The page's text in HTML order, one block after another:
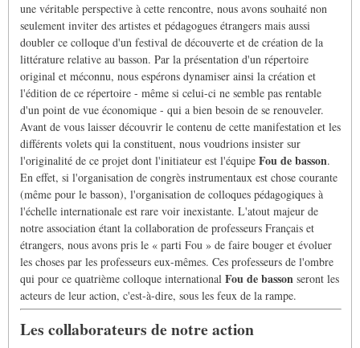
une véritable perspective à cette rencontre, nous avons souhaité non
seulement inviter des artistes et pédagogues étrangers mais aussi
doubler ce colloque d'un festival de découverte et de création de la
littérature relative au basson. Par la présentation d'un répertoire
original et méconnu, nous espérons dynamiser ainsi la création et
l'édition de ce répertoire - même si celui-ci ne semble pas rentable
d'un point de vue économique - qui a bien besoin de se renouveler.
Avant de vous laisser découvrir le contenu de cette manifestation et les
différents volets qui la constituent, nous voudrions insister sur
l'originalité de ce projet dont l'initiateur est l'équipe Fou de basson.
En effet, si l'organisation de congrès instrumentaux est chose courante
(même pour le basson), l'organisation de colloques pédagogiques à
l'échelle internationale est rare voir inexistante. L'atout majeur de
notre association étant la collaboration de professeurs Français et
étrangers, nous avons pris le « parti Fou » de faire bouger et évoluer
les choses par les professeurs eux-mêmes. Ces professeurs de l'ombre
qui pour ce quatrième colloque international Fou de basson seront les
acteurs de leur action, c'est-à-dire, sous les feux de la rampe.
Les collaborateurs de notre action